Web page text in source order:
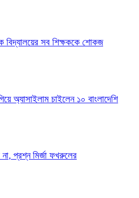
বিদ্যালয়ের সব শিক্ষককে শোকজ
অ্যাসাইলাম চাইলেন ১০ বাংলাদেশি
না, প্রশ্ন মির্জা ফখরুলের